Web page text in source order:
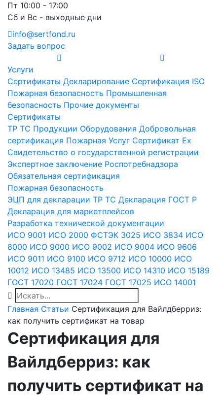
Пт 10:00 - 17:00
Сб и Вс - выходные дни
info@sertfond.ru
Задать вопрос
Услуги
Сертификаты Декларирование Сертификация ISO
Пожарная безопасность Промышленная
безопасность Прочие документы
Сертификаты
ТР ТС Продукции Оборудования Добровольная
сертификация Пожарная Услуг Сертификат Ex
Свидетельство о государственной регистрации
Экспертное заключение Роспотребнадзора
Обязательная сертификация
Пожарная безопасность
ЭЦП для декларации ТР ТС Декларация ГОСТ Р
Декларация для маркетплейсов
Разработка технической документации
ИСО 9001 ИСО 2000 ФСТЭК 3025 ИСО 3834 ИСО
8000 ИСО 9000 ИСО 9002 ИСО 9004 ИСО 9606
ИСО 9011 ИСО 9100 ИСО 9712 ИСО 10000 ИСО
10012 ИСО 13485 ИСО 13500 ИСО 14310 ИСО 15189
ГОСТ 17020 ГОСТ 17024 ГОСТ 17025 ИСО 14001
Главная Статьи Сертификация для Вайлдберриз:
как получить сертификат на товар
Сертификация для
Вайлдберриз: как
получить сертификат на